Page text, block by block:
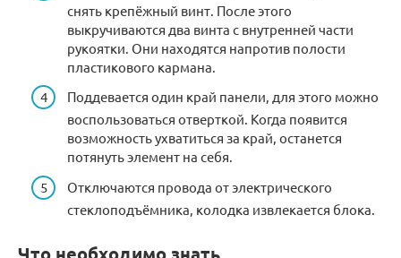
снять крепёжный винт. После этого
выкручиваются два винта с внутренней части
рукоятки. Они находятся напротив полости
пластикового кармана.
Поддевается один край панели, для этого можно
воспользоваться отверткой. Когда появится
возможность ухватиться за край, останется
потянуть элемент на себя.
Отключаются провода от электрического
стеклоподъёмника, колодка извлекается блока.
Что необходимо знать